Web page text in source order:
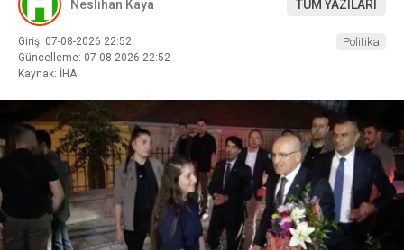
Neslihan Kaya TÜM YAZILARI
Giriş: 07-08-2026 22:52
Güncelleme: 07-08-2026 22:52
Kaynak: İHA
Politika